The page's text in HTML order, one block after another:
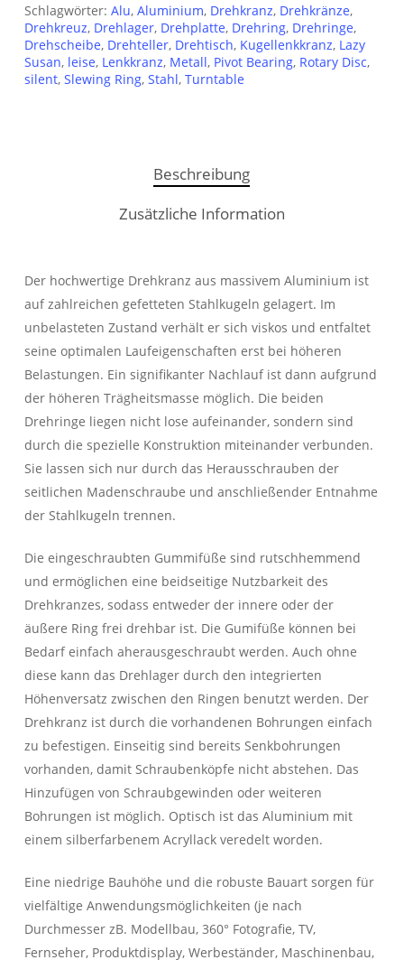
Schlagwörter: Alu, Aluminium, Drehkranz, Drehkränze,
Drehkreuz, Drehlager, Drehplatte, Drehring, Drehringe,
Drehscheibe, Drehteller, Drehtisch, Kugellenkkranz, Lazy
Susan, leise, Lenkkranz, Metall, Pivot Bearing, Rotary Disc,
silent, Slewing Ring, Stahl, Turntable
Beschreibung
Zusätzliche Information
Der hochwertige Drehkranz aus massivem Aluminium ist
auf zahlreichen gefetteten Stahlkugeln gelagert. Im
unbelasteten Zustand verhält er sich viskos und entfaltet
seine optimalen Laufeigenschaften erst bei höheren
Belastungen. Ein signifikanter Nachlauf ist dann aufgrund
der höheren Trägheitsmasse möglich. Die beiden
Drehringe liegen nicht lose aufeinander, sondern sind
durch die spezielle Konstruktion miteinander verbunden.
Sie lassen sich nur durch das Herausschrauben der
seitlichen Madenschraube und anschließender Entnahme
der Stahlkugeln trennen.
Die eingeschraubten Gummifüße sind rutschhemmend
und ermöglichen eine beidseitige Nutzbarkeit des
Drehkranzes, sodass entweder der innere oder der
äußere Ring frei drehbar ist. Die Gumifüße können bei
Bedarf einfach aherausgeschraubt werden. Auch ohne
diese kann das Drehlager durch den integrierten
Höhenversatz zwischen den Ringen benutzt werden. Der
Drehkranz ist durch die vorhandenen Bohrungen einfach
zu befestigen. Einseitig sind bereits Senkbohrungen
vorhanden, damit Schraubenköpfe nicht abstehen. Das
Hinzufügen von Schraubgewinden oder weiteren
Bohrungen ist möglich. Optisch ist das Aluminium mit
einem silberfarbenem Acryllack veredelt worden.
Eine niedrige Bauhöhe und die robuste Bauart sorgen für
vielfältige Anwendungsmöglichkeiten (je nach
Durchmesser zB. Modellbau, 360° Fotografie, TV,
Fernseher, Produktdisplay, Werbeständer, Maschinenbau,